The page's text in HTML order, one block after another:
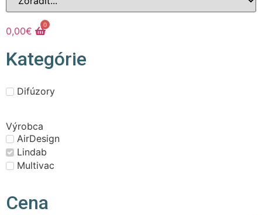
0,00€
0
Kategórie
Difúzory
Výrobca
AirDesign
Lindab
Multivac
Cena